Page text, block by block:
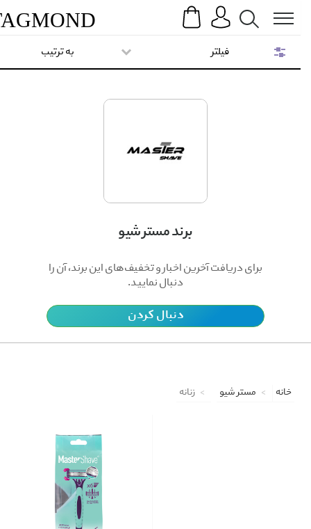
Search
TAGMOND
برند مستر شیو
برای دریافت آخرین اخبار و تخفیف‌های این برند، آن را
دنبال نمایید.
دنبال کردن
به ترتیب
خانه مستر شیو زنانه
فیلتر